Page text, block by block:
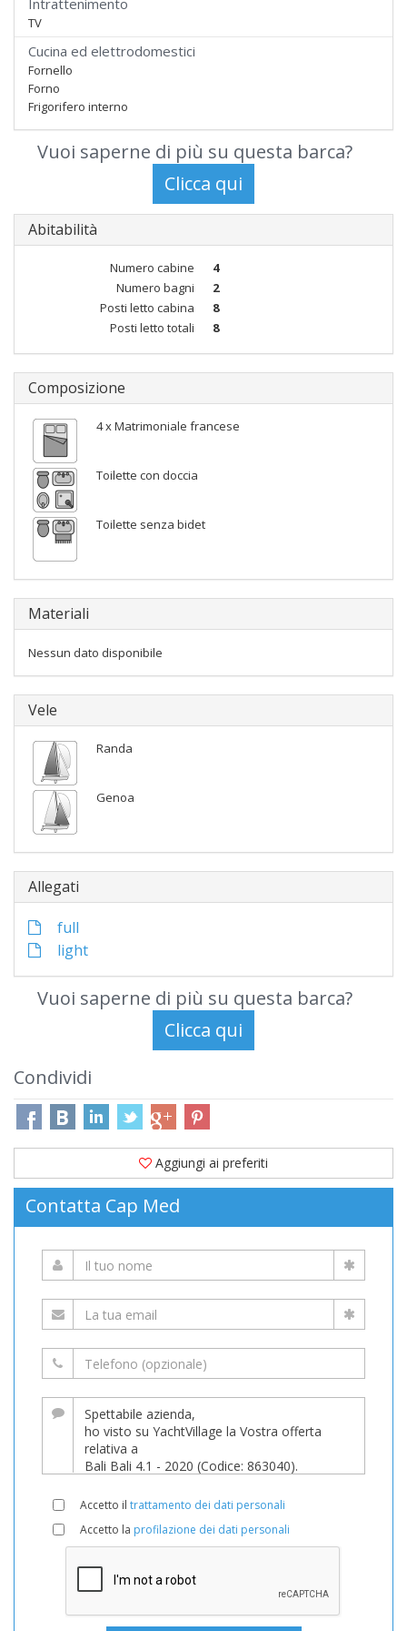
Intrattenimento
TV
Cucina ed elettrodomestici
Fornello
Forno
Frigorifero interno
Vuoi saperne di più su questa barca?
Abitabilità
Numero cabine
4
Numero bagni
2
Posti letto cabina
8
Posti letto totali
8
Composizione
4 x Matrimoniale francese
Toilette con doccia
Toilette senza bidet
Materiali
Nessun dato disponibile
Vele
Randa
Genoa
Allegati
full
light
Vuoi saperne di più su questa barca?
Condividi
Aggiungi ai preferiti
Contatta Cap Med
Accetto il trattamento dei dati personali
Accetto la profilazione dei dati personali